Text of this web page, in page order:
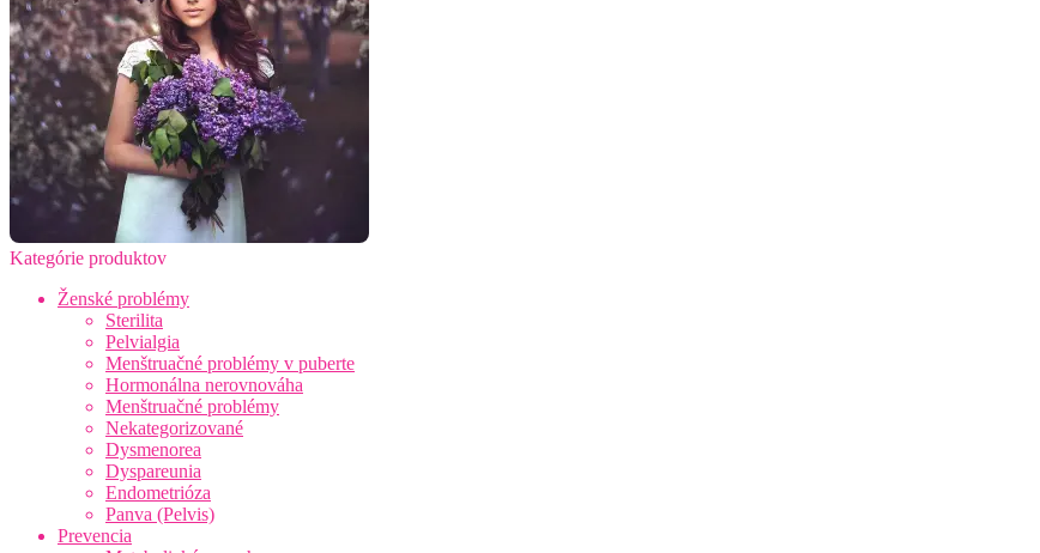
Kategórie produktov
Ženské problémy
Sterilita
Pelvialgia
Menštruačné problémy v puberte
Hormonálna nerovnováha
Menštruačné problémy
Nekategorizované
Dysmenorea
Dyspareunia
Endometrióza
Panva (Pelvis)
Prevencia